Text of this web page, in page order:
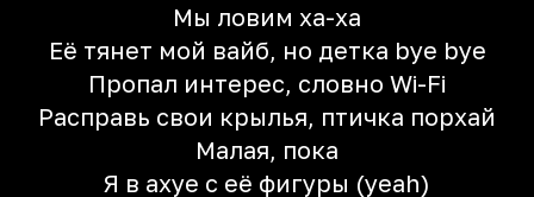
Мы ловим ха-ха
Её тянет мой вайб, но детка bye bye
Пропал интерес, словно Wi-Fi
Расправь свои крылья, птичка порхай
Малая, пока
Я в ахуе с её фигуры (yeah)